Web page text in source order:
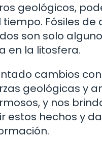
geológicos,
Fósiles
son solo
en la litosfera.
cambios
geológicas y
y nos
estos hechos y